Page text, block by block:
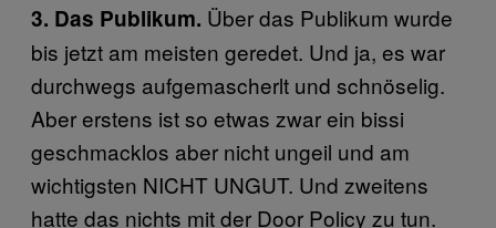
3. Das Publikum. Über das Publikum wurde
bis jetzt am meisten geredet. Und ja, es war
durchwegs aufgemascherlt und schnöselig.
Aber erstens ist so etwas zwar ein bissi
geschmacklos aber nicht ungeil und am
wichtigsten NICHT UNGUT. Und zweitens
hatte das nichts mit der Door Policy zu tun.